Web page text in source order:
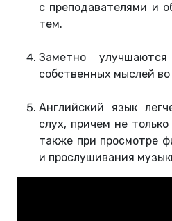
с преподавателями и
тем.
Заметно
собственных мыслей во
Английский язык
слух, причем не
также при просмотре
и прослушивания